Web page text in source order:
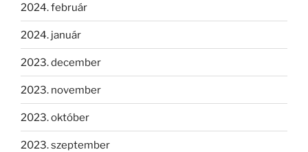
2024. február
2024. január
2023. december
2023. november
2023. október
2023. szeptember